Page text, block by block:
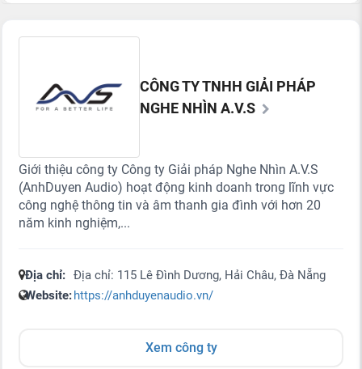
CÔNG TY TNHH GIẢI PHÁP
NGHE NHÌN A.V.S
Giới thiệu công ty Công ty Giải pháp Nghe Nhìn A.V.S
(AnhDuyen Audio) hoạt động kinh doanh trong lĩnh vực
công nghệ thông tin và âm thanh gia đình với hơn 20
năm kinh nghiệm,...
Địa chỉ: Địa chỉ: 115 Lê Đình Dương, Hải Châu, Đà Nẵng
Website:https://anhduyenaudio.vn/
Xem công ty